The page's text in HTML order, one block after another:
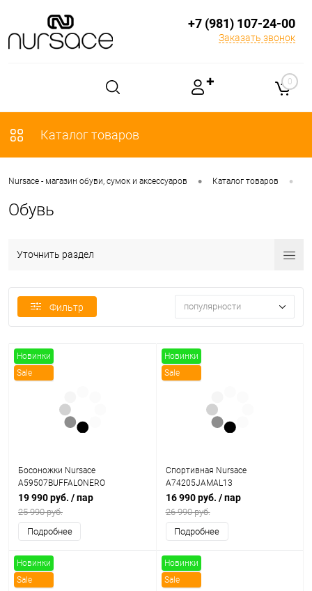
+7 (981) 107-24-00
Заказать звонок
✚ 0
Каталог товаров
Nursace - магазин обуви, сумок и аксессуаров • Каталог товаров •
Обувь
Уточнить раздел
Фильтр популярности
Новинки
Sale
Босоножки Nursace
A59507BUFFALONERO
19 990 руб. / пар
25 990 руб.
Подробнее
Новинки
Sale
Спортивная Nursace
A74205JAMAL13
16 990 руб. / пар
26 990 руб.
Подробнее
Новинки
Sale
Новинки
Sale